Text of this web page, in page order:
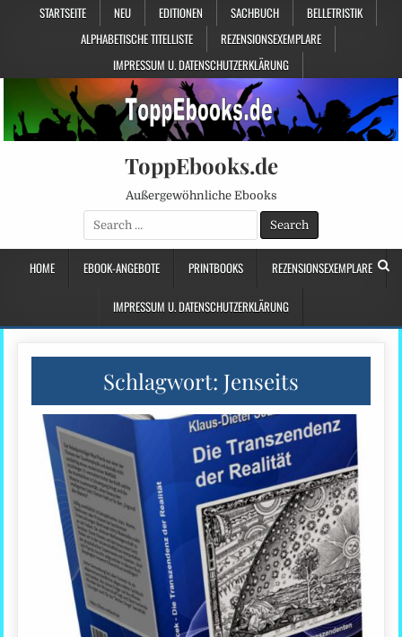
STARTSEITE NEU EDITIONEN SACHBUCH
BELLETRISTIK
ALPHABETISCHE TITELLISTE
REZENSIONSEXEMPLARE
IMPRESSUM U. DATENSCHUTZERKLÄRUNG
ToppEbooks.de
Außergewöhnliche Ebooks
Search
for:
HOME EBOOK-ANGEBOTE PRINTBOOKS REZENSIONSEXEMPLARE
IMPRESSUM U. DATENSCHUTZERKLÄRUNG
Schlagwort: Jenseits